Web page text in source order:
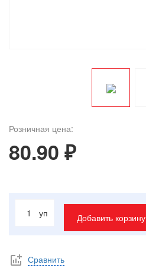
Розничная цена:
80.90 ₽
уп Добавить корзину
Сравнить